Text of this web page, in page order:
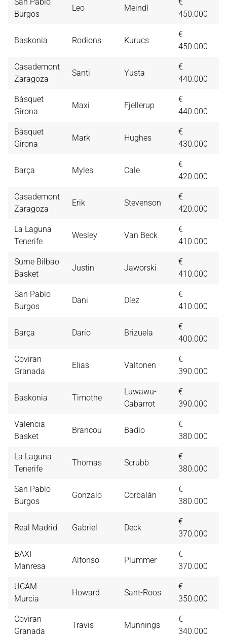
San Pablo
Burgos
Leo Meindl
€
450.000
Baskonia Rodions Kurucs
€
450.000
Casademont
Zaragoza
Santi Yusta
€
440.000
Bàsquet
Girona
Maxi Fjellerup
€
440.000
Bàsquet
Girona
Mark Hughes
€
430.000
Barça Myles Cale
€
420.000
Casademont
Zaragoza
Erik Stevenson
€
420.000
La Laguna
Tenerife
Wesley Van Beck
€
410.000
Surne Bilbao
Basket
Justin Jaworski
€
410.000
San Pablo
Burgos
Dani Díez
€
410.000
Barça Darío Brizuela
€
400.000
Coviran
Granada
Elias Valtonen
€
390.000
Baskonia Timothe
Luwawu-
Cabarrot
€
390.000
Valencia
Basket
Brancou Badio
€
380.000
La Laguna
Tenerife
Thomas Scrubb
€
380.000
San Pablo
Burgos
Gonzalo Corbalán
€
380.000
Real Madrid Gabriel Deck
€
370.000
BAXI
Manresa
Alfonso Plummer
€
370.000
UCAM
Murcia
Howard Sant-Roos
€
350.000
Coviran
Granada
Travis Munnings
€
340.000